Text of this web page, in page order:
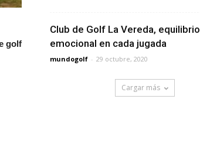
golf
Club de Golf La Vereda, equilibrio
emocional en cada jugada
mundogolf - 29 octubre, 2020
Cargar más